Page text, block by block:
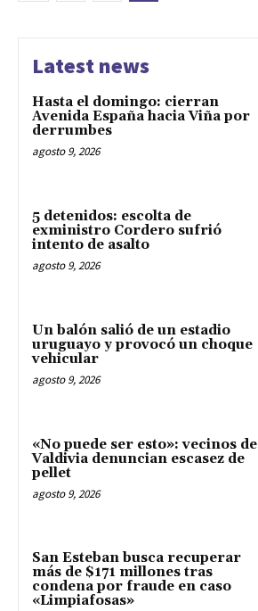
Latest news
Hasta el domingo: cierran
Avenida España hacia Viña por
derrumbes
agosto 9, 2026
5 detenidos: escolta de
exministro Cordero sufrió
intento de asalto
agosto 9, 2026
Un balón salió de un estadio
uruguayo y provocó un choque
vehicular
agosto 9, 2026
«No puede ser esto»: vecinos de
Valdivia denuncian escasez de
pellet
agosto 9, 2026
San Esteban busca recuperar
más de $171 millones tras
condena por fraude en caso
«Limpiafosas»